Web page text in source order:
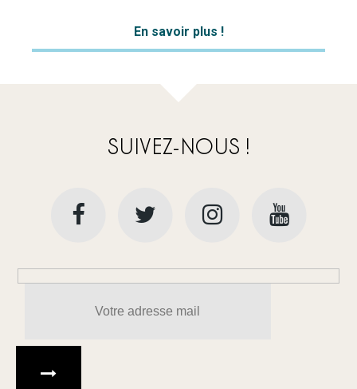
En savoir plus !
SUIVEZ-NOUS !